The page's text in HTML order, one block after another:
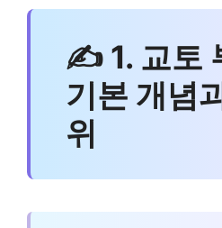
✍ 1. 교토
기본 개념
위